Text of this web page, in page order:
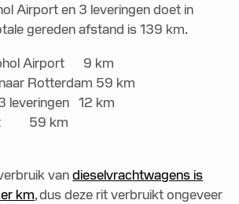
Airport en 3 leveringen doet in
gereden afstand is 139 km.
Airport 9 km
Rotterdam 59 km
leveringen 12 km
59 km
vandieselvrachtwagens is
km, dus deze rit verbruikt ongeveer